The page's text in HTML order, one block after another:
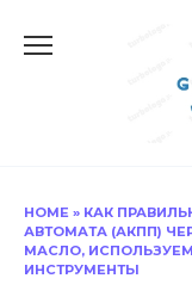
HOME » КАК
АВТОМАТА (АКПП)
МАСЛО,
ИНСТРУМЕНТЫ